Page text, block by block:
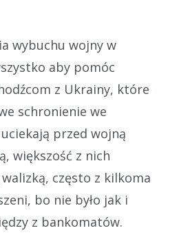
wybuchu wojny w
aby pomóc
z Ukrainy, które
schronienie we
przed wojną
większość z nich
często z kilkoma
bo nie było jak i
z bankomatów.